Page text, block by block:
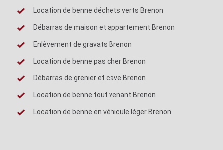
Location de benne déchets verts Brenon
Débarras de maison et appartement Brenon
Enlèvement de gravats Brenon
Location de benne pas cher Brenon
Débarras de grenier et cave Brenon
Location de benne tout venant Brenon
Location de benne en véhicule léger Brenon